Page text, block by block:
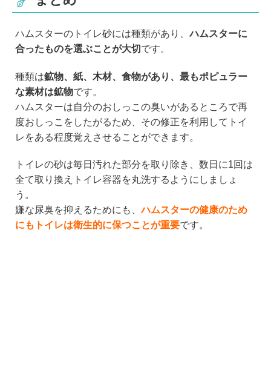
ハムスターのトイレ砂には種類があり、ハムスターに
合ったものを選ぶことが大切 です。
種類は鉱物、紙、木材、食物があり、最もポピュラー
な素材は鉱物です。
ハムスターは自分のおしっこの臭いがあるところで再
度おしっこをしたがるため、その修正を利用してトイ
レをある程度覚えさせることができます。
トイレの砂は毎日汚れた部分を取り除き、数日に1回は
全て取り換えトイレ容器を丸洗するようにしましょ
う。
嫌な尿臭を抑えるためにも、ハムスターの健康のため
にもトイレは衛生的に保つことが重要です。